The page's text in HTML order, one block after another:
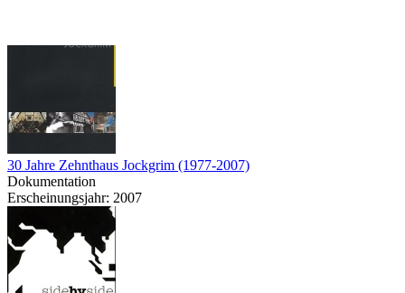
30 Jahre Zehnthaus Jockgrim (1977-2007)
Dokumentation
Erscheinungsjahr: 2007